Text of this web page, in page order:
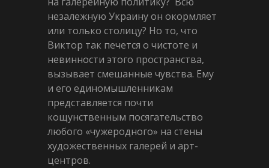
незалежную Украину он окормляет
или только столицу? Но то, что
Виктор так печется о чистоте и
невинности этого пространства,
вызывает смешанные чувства. Ему
и его единомышленникам
представляется почти
кощунственным посягательство
любого «чужеродного» на стены
художественных галерей и арт-
центров.